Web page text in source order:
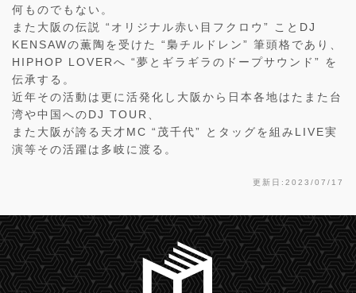
何ものでもない。
また大阪の伝説 “オリジナル赤い目フクロウ” ことDJ
KENSAWの薫陶を受けた “梟チルドレン” 筆頭格であり、
HIPHOP LOVERへ “夢とギラギラのドープサウンド” を
伝承する。
近年その活動は更に活発化し大阪から日本各地はたまた台
湾や中国へのDJ TOUR、
また大阪が誇る天才MC “茂千代” とタッグを組みLIVE実
演等その活躍は多岐に渡る。
更新日:2023/07/17